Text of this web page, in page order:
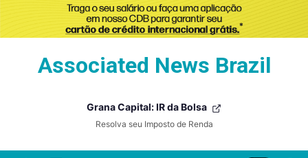
Associated News Brazil
Grana Capital: IR da Bolsa
Resolva seu Imposto de Renda